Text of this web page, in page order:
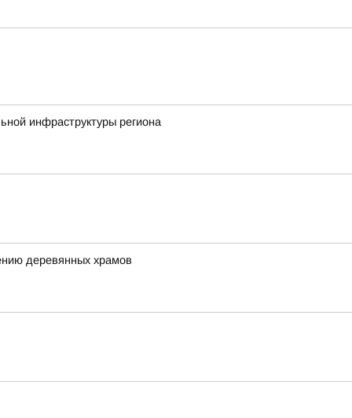
инфраструктуры региона
деревянных храмов